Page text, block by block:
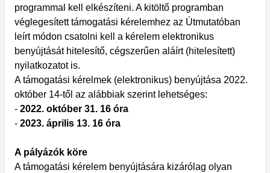
programmal kell elkészíteni. A kitöltő programban
véglegesített támogatási kérelemhez az Útmutatóban
leírt módon csatolni kell a kérelem elektronikus
benyújtását hitelesítő, cégszerűen aláírt (hitelesített)
nyilatkozatot is.
A támogatási kérelmek (elektronikus) benyújtása 2022.
október 14-től az alábbiak szerint lehetséges:
- 2022. október 31. 16 óra
- 2023. április 13. 16 óra
A pályázók köre
A támogatási kérelem benyújtására kizárólag olyan